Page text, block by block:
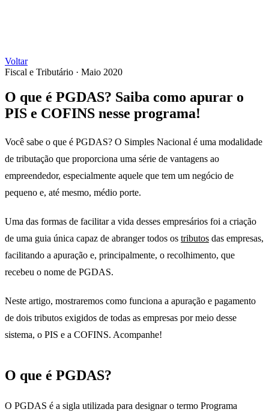
Voltar
Fiscal e Tributário · Maio 2020
O que é PGDAS? Saiba como apurar o
PIS e COFINS nesse programa!
Você sabe o que é PGDAS? O Simples Nacional é uma modalidade
de tributação que proporciona uma série de vantagens ao
empreendedor, especialmente aquele que tem um negócio de
pequeno e, até mesmo, médio porte.
Uma das formas de facilitar a vida desses empresários foi a criação
de uma guia única capaz de abranger todos os tributos das empresas,
facilitando a apuração e, principalmente, o recolhimento, que
recebeu o nome de PGDAS.
Neste artigo, mostraremos como funciona a apuração e pagamento
de dois tributos exigidos de todas as empresas por meio desse
sistema, o PIS e a COFINS. Acompanhe!
O que é PGDAS?
O PGDAS é a sigla utilizada para designar o termo Programa